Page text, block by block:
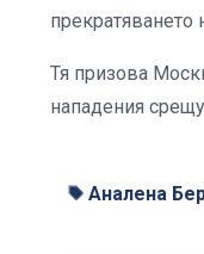
прекратяването
Тя призова
нападения
Аналена